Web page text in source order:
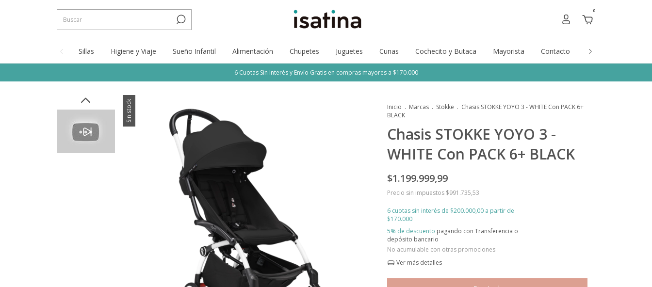
0
Sillas Higiene y Viaje Sueño Infantil Alimentación Chupetes Juguetes Cunas Cochecito y Butaca Mayorista Contacto Marcas
6 Cuotas Sin Interés y Envío Gratis en compras mayores a $170.000
Sin stock Inicio . Marcas . Stokke . Chasis STOKKE YOYO 3 - WHITE Con PACK 6+
BLACK
Chasis STOKKE YOYO 3 -
WHITE Con PACK 6+ BLACK
$1.199.999,99
Precio sin impuestos $991.735,53
6 cuotas sin interés de $200.000,00
5% de descuento pagando con Transferencia o
depósito bancario
No acumulable con otras promociones
Ver más detalles